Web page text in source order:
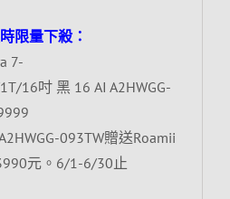
限量下殺：
7-
16吋 黑 16 AI A2HWGG-
093TW贈送Roamii
元。6/1-6/30止